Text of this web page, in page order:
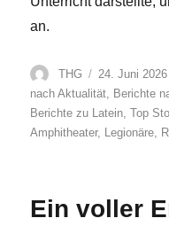
an.
Autor
THG
Veröffentlicht
am
24. Juni 2026
nach Aktualität Berichte
Berichte zu Latein ,Top
Amphitheater, Legionäre
Ein voller